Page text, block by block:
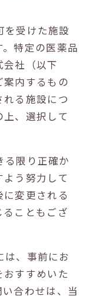
を受けた施設
特定の医薬品
社（以下
案内するもの
る施設につ
、選択して
る限り正確か
う努力して
変更される
こともござ
は、事前にお
すすめいた
合わせは、当